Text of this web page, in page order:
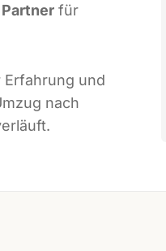
für
Erfahrung und
nach